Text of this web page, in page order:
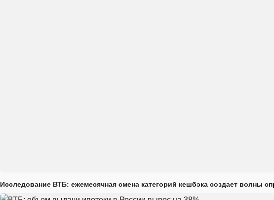
Исследование ВТБ: ежемесячная смена категорий кешбэка создает волны